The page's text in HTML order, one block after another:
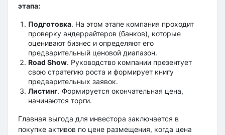
этапа:
Подготовка. На этом этапе компания проходит
проверку андеррайтеров (банков), которые
оценивают бизнес и определяют его
предварительный ценовой диапазон.
Road Show. Руководство компании презентует
свою стратегию роста и формирует книгу
предварительных заявок.
Листинг. Формируется окончательная цена,
начинаются торги.
Главная выгода для инвестора заключается в
покупке активов по цене размещения, когда цена